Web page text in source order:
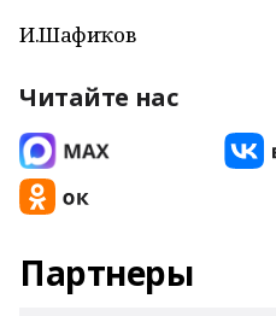
И.Шафиҡов
Читайте нас
Партнеры